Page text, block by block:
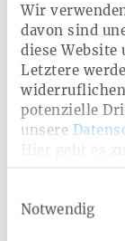
Wir
davon sind
diese Website
Letztere
potenzielle
unsere
Notwendig
Welche
Die Kosten für
Ausführung bei
liegen.
Alternative ist